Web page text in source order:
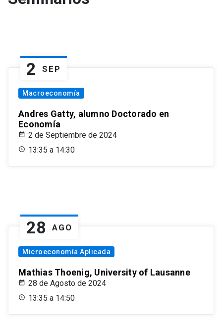
2 SEP
Macroeconomía
Andres Gatty, alumno Doctorado en
Economía
2 de Septiembre de 2024
13:35 a 14:30
28 AGO
Microeconomía Aplicada
Mathias Thoenig, University of Lausanne
28 de Agosto de 2024
13:35 a 14:50